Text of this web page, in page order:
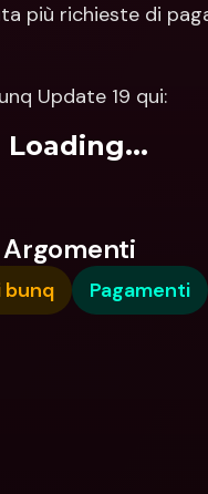
più richieste di
Update 19 qui:
Loading...
Argomenti
bunq Pagamenti